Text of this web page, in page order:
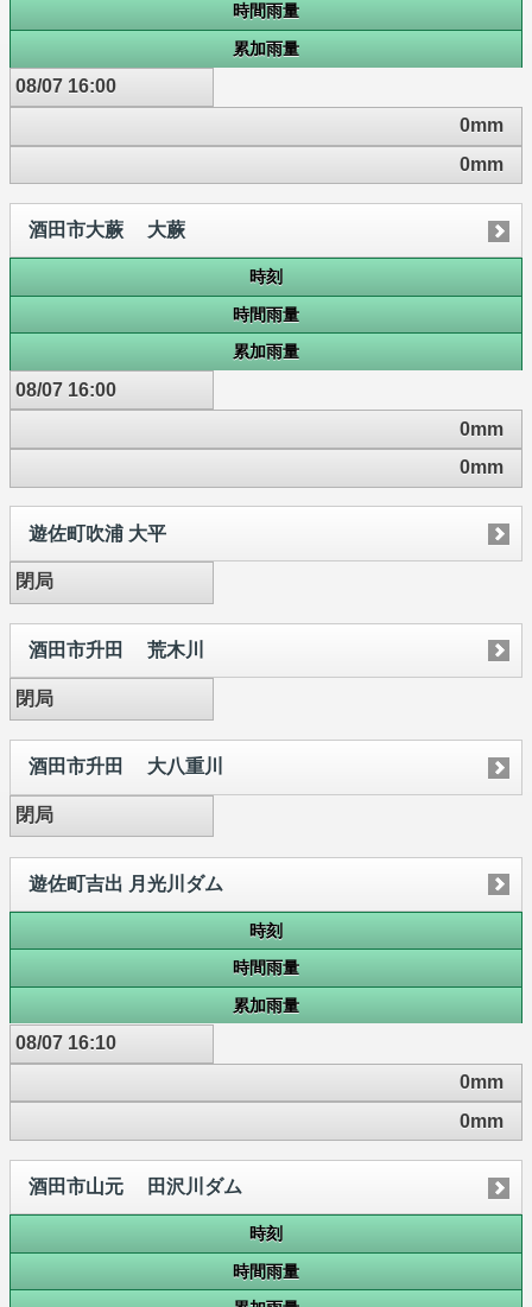
時間雨量
累加雨量
08/07 16:00
0mm
0mm
酒田市大蕨 大蕨
時刻
時間雨量
累加雨量
08/07 16:00
0mm
0mm
遊佐町吹浦 大平
閉局
酒田市升田 荒木川
閉局
酒田市升田 大八重川
閉局
遊佐町吉出 月光川ダム
時刻
時間雨量
累加雨量
08/07 16:10
0mm
0mm
酒田市山元 田沢川ダム
時刻
時間雨量